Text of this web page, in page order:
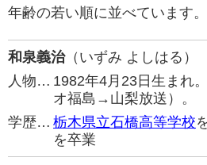
年齢の若い順に並べています。
和泉義治（いずみ よしはる）
人物… 1982年4月23日生まれ
オ福島→山梨放送）。
学歴… 栃木県立石橋高等学校
を卒業